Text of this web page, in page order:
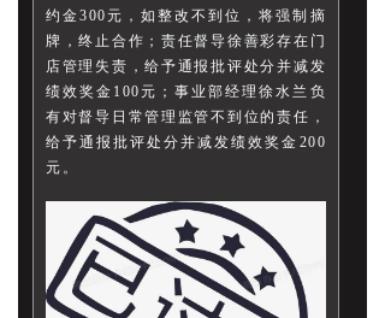
约金300元，如整改不到位，将强制摘
牌，终止合作；责任督导徐善彩存在门
店管理失责，给予通报批评处分并减发
绩效奖金100元；事业部经理徐水兰负
有对督导日常管理监管不到位的责任，
给予通报批评处分并减发绩效奖金200
元。